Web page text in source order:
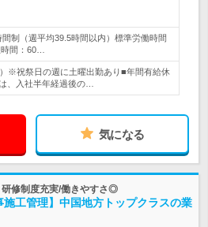
制（週平均39.5時間以内）標準労働時間
間：60…
※祝祭日の週に土曜出勤あり■年間有給休
、入社半年経過後の…
気になる
修制度充実/働きやすさ◎
工管理】中国地方トップクラスの業